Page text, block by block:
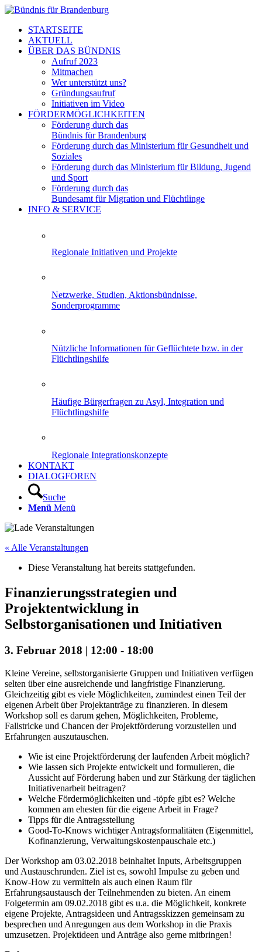
STARTSEITE
AKTUELL
ÜBER DAS BÜNDNIS
Aufruf 2023
Mitmachen
Wer unterstützt uns?
Gründungsaufruf
Initiativen im Video
FÖRDERMÖGLICHKEITEN
Förderung durch das
Bündnis für Brandenburg
Förderung durch das Ministerium für Gesundheit und
Soziales
Förderung durch das Ministerium für Bildung, Jugend
und Sport
Förderung durch das
Bundesamt für Migration und Flüchtlinge
INFO & SERVICE
Regionale Initiativen und Projekte
Netzwerke, Studien, Aktionsbündnisse,
Sonderprogramme
Nützliche Informationen für Geflüchtete bzw. in der
Flüchtlingshilfe
Häufige Bürgerfragen zu Asyl, Integration und
Flüchtlingshilfe
Regionale Integrationskonzepte
KONTAKT
DIALOGFOREN
Suche
Menü Menü
« Alle Veranstaltungen
Diese Veranstaltung hat bereits stattgefunden.
Finanzierungsstrategien und
Projektentwicklung in
Selbstorganisationen und Initiativen
3. Februar 2018 | 12:00 - 18:00
Kleine Vereine, selbstorganisierte Gruppen und Initiativen verfügen
selten über eine ausreichende und langfristige Finanzierung.
Gleichzeitig gibt es viele Möglichkeiten, zumindest einen Teil der
eigenen Arbeit über Projektanträge zu finanzieren. In diesem
Workshop soll es darum gehen, Möglichkeiten, Probleme,
Fallstricke und Chancen der Projektförderung vorzustellen und
Erfahrungen auszutauschen.
Wie ist eine Projektförderung der laufenden Arbeit möglich?
Wie lassen sich Projekte entwickelt und formulieren, die
Aussicht auf Förderung haben und zur Stärkung der täglichen
Initiativenarbeit beitragen?
Welche Fördermöglichkeiten und -töpfe gibt es? Welche
kommen am ehesten für die eigene Arbeit in Frage?
Tipps für die Antragsstellung
Good-To-Knows wichtiger Antragsformalitäten (Eigenmittel,
Kofinanzierung, Verwaltungskostenpauschale etc.)
Der Workshop am 03.02.2018 beinhaltet Inputs, Arbeitsgruppen
und Austauschrunden. Ziel ist es, sowohl Impulse zu geben und
Know-How zu vermitteln als auch einen Raum für
Erfahrungsaustausch der Teilnehmenden zu bieten. An einem
Folgetermin am 09.02.2018 gibt es u.a. die Möglichkeit, konkrete
eigene Projekte, Antragsideen und Antragsskizzen gemeinsam zu
besprechen und Anregungen aus dem Workshop in die Praxis
umzusetzen. Projektideen und Anträge also gerne mitbringen!